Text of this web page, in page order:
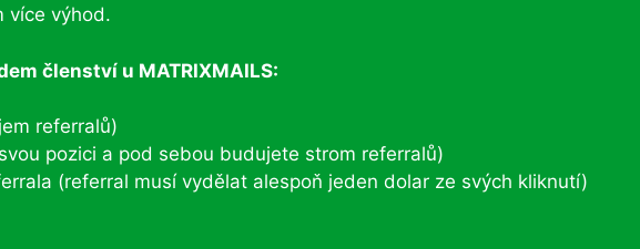
více výhod.
členství u MATRIXMAILS:
referralů)
pozici a pod sebou budujete strom referralů)
(referral musí vydělat alespoň jeden dolar ze svých kliknutí)